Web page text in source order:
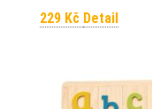
229 Kč Detail